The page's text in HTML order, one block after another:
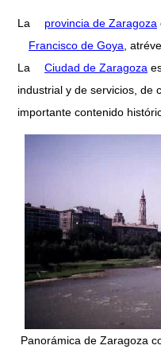
La provincia de Zaragoza
Francisco de Goya ,
La
Ciudad de Zaragoza
industrial y de servicios, de
importante contenido
Panorámica de Zaragoza